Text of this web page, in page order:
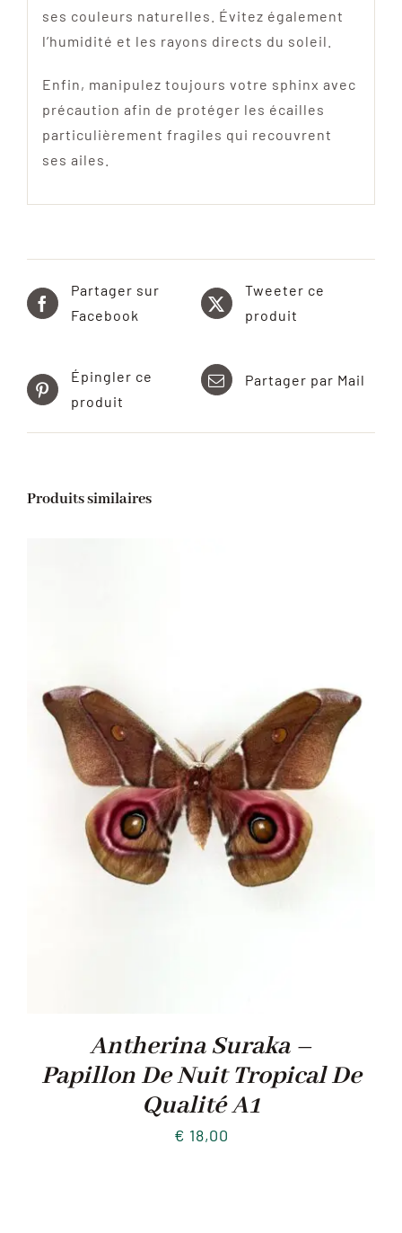
ses couleurs naturelles. Évitez également
l’humidité et les rayons directs du soleil.
Enfin, manipulez toujours votre sphinx avec
précaution afin de protéger les écailles
particulièrement fragiles qui recouvrent
ses ailes.
Partager sur
Facebook
Tweeter ce
produit
Épingler ce
produit
Partager par Mail
Produits similaires
Antherina Suraka –
Papillon De Nuit Tropical De
Qualité A1
€ 18,00